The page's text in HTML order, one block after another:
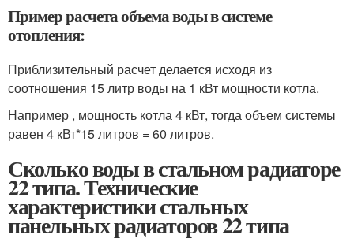
Пример расчета объема воды в системе
отопления:
Приблизительный расчет делается исходя из
соотношения 15 литр воды на 1 кВт мощности котла.
Например , мощность котла 4 кВт, тогда объем системы
равен 4 кВт*15 литров = 60 литров.
Сколько воды в стальном радиаторе
22 типа. Технические
характеристики стальных
панельных радиаторов 22 типа